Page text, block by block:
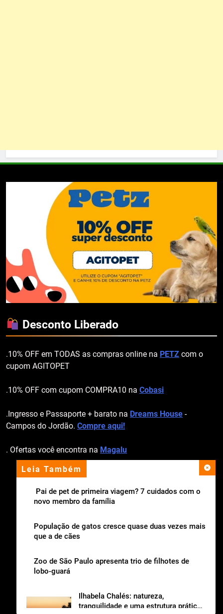
Leia Também
Pai de pet de primeira viagem? 7 cuidados com o
novo membro da família
População de gatos cresce quase duas vezes mais
que a de cães
Zoo de São Paulo apresenta trio de filhotes de
lobo-guará
Ilhabela Chalés: natureza,
tranquilidade e uma estrutura prática
Desconto Liberado
.10% OFF em TODAS as compras online na PETZ com o
cupom AGITOPET
.10% OFF com cupom COMPRA10 na Cobasi
.Ingresso e Passaporte + barato na Dreams House -
Campos do Jordão. Compre aqui!
. Ofertas você encontra na Magalu
apoio institucional